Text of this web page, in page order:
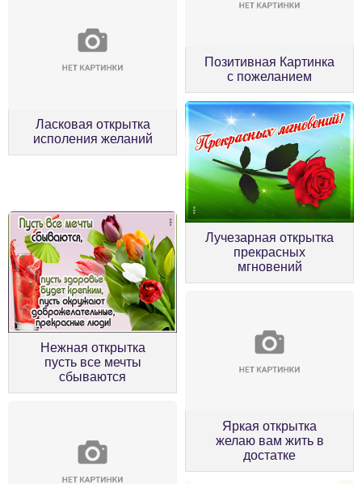
Ласковая открытка
исполения желаний
Позитивная Картинка
с пожеланием
Нежная открытка
пусть все мечты
сбываются
Лучезарная открытка
прекрасных
мгновений
Яркая открытка
желаю вам жить в
достатке